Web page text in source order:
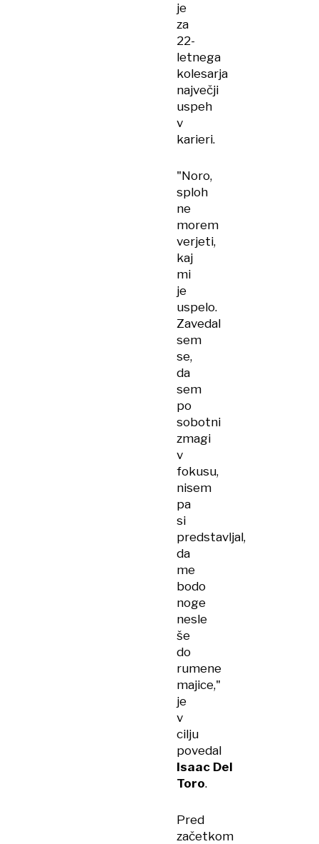
je
za
22-
letnega
kolesarja
največji
uspeh
v
karieri.
"Noro,
sploh
ne
morem
verjeti,
kaj
mi
je
uspelo.
Zavedal
sem
se,
da
sem
po
sobotni
zmagi
v
fokusu,
nisem
pa
si
predstavljal,
da
me
bodo
noge
nesle
še
do
rumene
majice,"
je
v
cilju
povedal
Isaac Del
Toro.
Pred
začetkom